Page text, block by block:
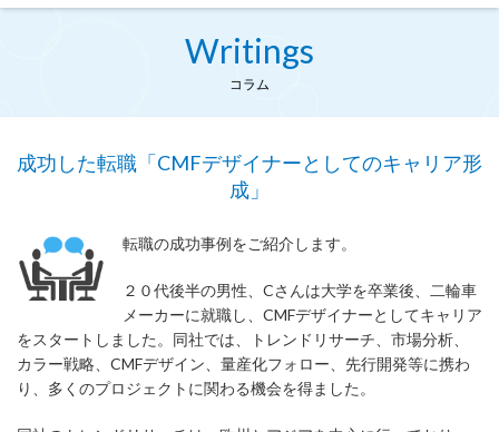
Writings
コラム
成功した転職「CMFデザイナーとしてのキャリア形
成」
転職の成功事例をご紹介します。
２０代後半の男性、Cさんは大学を卒業後、二輪車
メーカーに就職し、CMFデザイナーとしてキャリア
をスタートしました。同社では、トレンドリサーチ、市場分析、
カラー戦略、CMFデザイン、量産化フォロー、先行開発等に携わ
り、多くのプロジェクトに関わる機会を得ました。